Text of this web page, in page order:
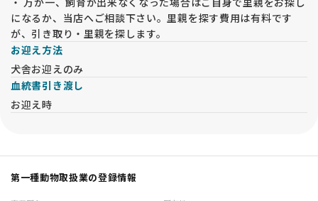
しまう、力が入らなくなってしまいます。運動を中止すると虚
脱から回復します。治療方法はありません。
【変性性脊髄症 （ＤＭ）】
福田ブリーダーの親犬たちは全頭検査済み、生まれてくる子犬
たちはＤＭを発症しない掛け合わせで繁殖をしています。
発病すると後足の自由が利かなくなり歩行が困難になります。
治療法は見つかっていません。
【その他の遺伝疾患】
になるか、当店へご相談下さい。里親を探す費用は有料です
が、引き取り・里親を探します。
お迎え方法
犬舎お迎えのみ
血統書引き渡し
お迎え時
第一種動物取扱業の登録情報